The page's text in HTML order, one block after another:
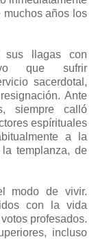
muchos años los
sus llagas con
que sufrir
sacerdotal,
Ante
siempre calló
espírituales
a la
templanza, de
modo de vivir.
con la vida
profesados.
incluso